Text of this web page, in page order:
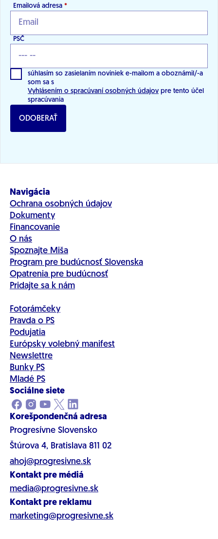
Emailová adresa *
PSČ
súhlasím so zasielaním noviniek e-mailom a oboznámil/-a
som sa s
Vyhlásením o spracúvaní osobných údajov pre tento účel
spracúvania
ODOBERAŤ
Navigácia
Ochrana osobných údajov
Dokumenty
Financovanie
O nás
Spoznajte Miša
Program pre budúcnosť Slovenska
Opatrenia pre budúcnosť
Pridajte sa k nám
Fotorámčeky
Pravda o PS
Podujatia
Európsky volebný manifest
Newslettre
Bunky PS
Mladé PS
Sociálne siete
Korešpondenčná adresa
Progresívne Slovensko
Štúrova 4, Bratislava 811 02
ahoj@progresivne.sk
Kontakt pre médiá
media@progresivne.sk
Kontakt pre reklamu
marketing@progresivne.sk